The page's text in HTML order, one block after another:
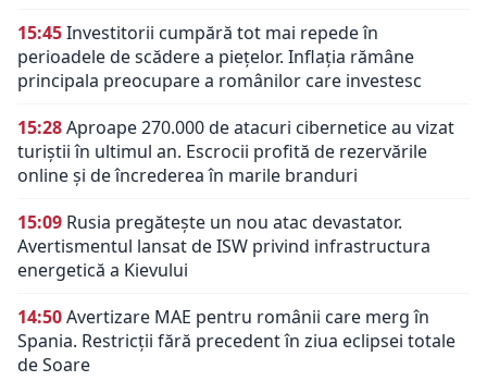
15:45Investitorii cumpără tot mai repede în
perioadele de scădere a piețelor. Inflația rămâne
principala preocupare a românilor care investesc
15:28Aproape 270.000 de atacuri cibernetice au vizat
turiștii în ultimul an. Escrocii profită de rezervările
online și de încrederea în marile branduri
15:09 Rusia pregătește un nou atac devastator.
Avertismentul lansat de ISW privind infrastructura
energetică a Kievului
14:50Avertizare MAE pentru românii care merg în
Spania. Restricții fără precedent în ziua eclipsei totale
de Soare